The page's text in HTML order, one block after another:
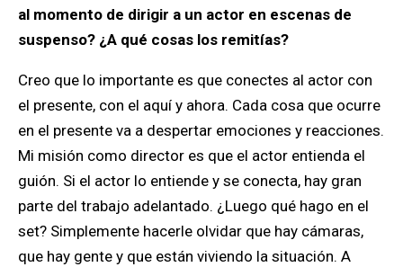
al momento de dirigir a un actor en escenas de
suspenso? ¿A qué cosas los remitías?
Creo que lo importante es que conectes al actor con
el presente, con el aquí y ahora. Cada cosa que ocurre
en el presente va a despertar emociones y reacciones.
Mi misión como director es que el actor entienda el
guión. Si el actor lo entiende y se conecta, hay gran
parte del trabajo adelantado. ¿Luego qué hago en el
set? Simplemente hacerle olvidar que hay cámaras,
que hay gente y que están viviendo la situación. A